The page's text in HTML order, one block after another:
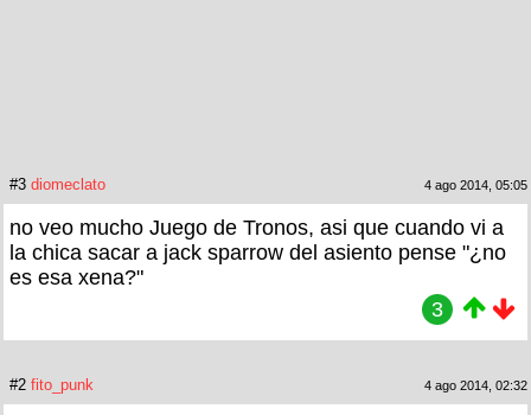
#3 diomeclato 4 ago 2014, 05:05
no veo mucho Juego de Tronos, asi que cuando vi a
la chica sacar a jack sparrow del asiento pense "¿no
es esa xena?"
3
#2 fito_punk 4 ago 2014, 02:32